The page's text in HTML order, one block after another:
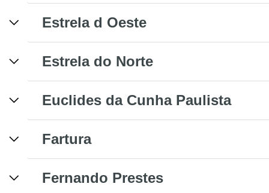
Estrela d Oeste
Estrela do Norte
Euclides da Cunha Paulista
Fartura
Fernando Prestes